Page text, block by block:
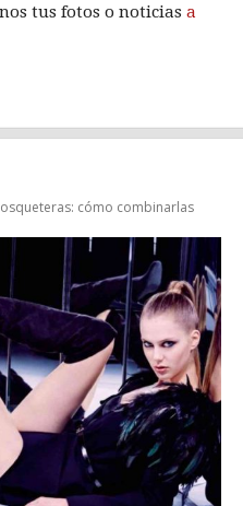
tus fotos o noticias a